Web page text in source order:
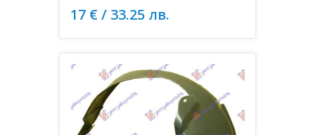
17 € / 33.25 лв.